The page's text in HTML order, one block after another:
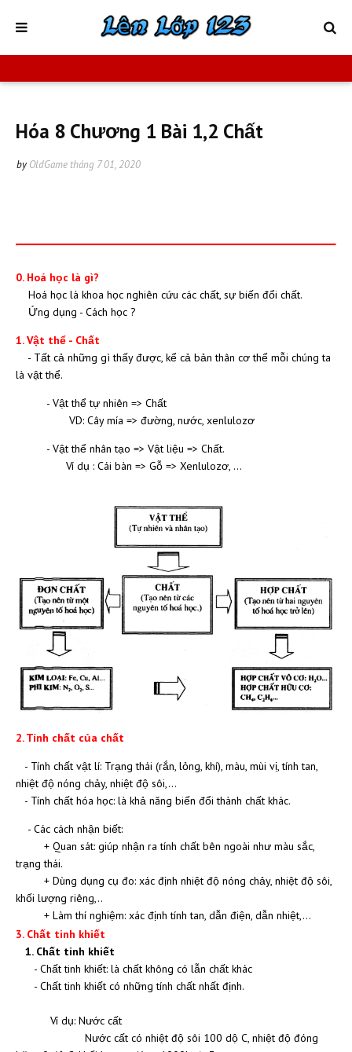
Hóa 8 Chương 1 Bài 1,2 Chất
by OldGame tháng 7 01, 2020
0. Hoá học là gì?
Hoá học là khoa học nghiên cứu các chất, sự biến đổi chất.
Ứng dụng - Cách học ?
1. Vật thể - Chất
- Tất cả những gì thấy được, kể cả bản thân cơ thể mỗi chúng ta
là vật thể.
- Vật thể tự nhiên => Chất
VD: Cây mía => đường, nước, xenlulozơ
- Vật thể nhân tạo => Vật liệu => Chất.
Ví dụ : Cái bàn => Gỗ => Xenlulozơ, ...
2. Tính chất của chất
- Tính chất vật lí: Trạng thái (rắn, lỏng, khí), màu, mùi vị, tính tan,
nhiệt độ nóng chảy, nhiệt độ sôi,…
- Tính chất hóa học: là khả năng biến đổi thành chất khác.
- Các cách nhận biết:
+ Quan sát: giúp nhận ra tính chất bên ngoài như màu sắc,
trạng thái.
+ Dùng dụng cụ đo: xác định nhiệt độ nóng chảy, nhiệt độ sôi,
khối lượng riêng,..
+ Làm thí nghiệm: xác định tính tan, dẫn điện, dẫn nhiệt,…
3. Chất tinh khiết
1. Chất tinh khiết
- Chất tinh khiết: là chất không có lẫn chất khác
- Chất tinh khiết có những tính chất nhất định.
Ví dụ: Nước cất
Nước cất có nhiệt độ sôi 100 dộ C, nhiệt độ đóng